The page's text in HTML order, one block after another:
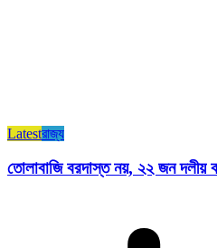
Latestরাজ্য​
তোলাবাজি বরদাস্ত নয়, ২২ জন দলীয়